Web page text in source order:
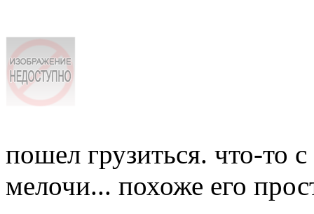
пошел грузиться. что-то
мелочи... похоже его